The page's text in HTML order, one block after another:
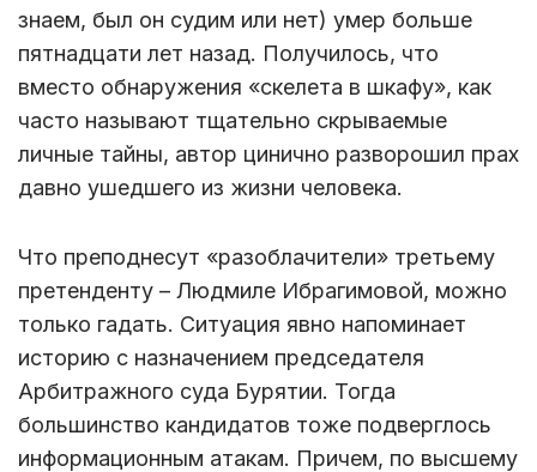
знаем, был он судим или нет) умер больше
пятнадцати лет назад. Получилось, что
вместо обнаружения «скелета в шкафу», как
часто называют тщательно скрываемые
личные тайны, автор цинично разворошил прах
давно ушедшего из жизни человека.
Что преподнесут «разоблачители» третьему
претенденту – Людмиле Ибрагимовой, можно
только гадать. Ситуация явно напоминает
историю с назначением председателя
Арбитражного суда Бурятии. Тогда
большинство кандидатов тоже подверглось
информационным атакам. Причем, по высшему